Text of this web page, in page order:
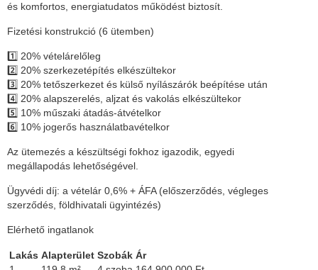
és komfortos, energiatudatos működést biztosít.
Fizetési konstrukció (6 ütemben)
1️⃣ 20% vételárelőleg
2️⃣ 20% szerkezetépítés elkészültekor
3️⃣ 20% tetőszerkezet és külső nyílászárók beépítése után
4️⃣ 20% alapszerelés, aljzat és vakolás elkészültekor
5️⃣ 10% műszaki átadás-átvételkor
6️⃣ 10% jogerős használatbavételkor
Az ütemezés a készültségi fokhoz igazodik, egyedi
megállapodás lehetőségével.
Ügyvédi díj: a vételár 0,6% + ÁFA (előszerződés, végleges
szerződés, földhivatali ügyintézés)
Elérhető ingatlanok
Lakás Alapterület Szobák Ár